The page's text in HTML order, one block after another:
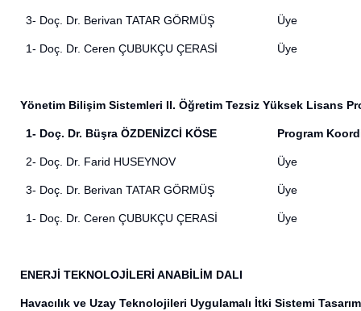
3- Doç. Dr. Berivan TATAR GÖRMÜŞ Üye
1- Doç. Dr. Ceren ÇUBUKÇU ÇERASİ Üye
Yönetim Bilişim Sistemleri II. Öğretim Tezsiz Yüksek Lisans
1- Doç. Dr. Büşra ÖZDENİZCİ KÖSE Program
2- Doç. Dr. Farid HUSEYNOV Üye
3- Doç. Dr. Berivan TATAR GÖRMÜŞ Üye
1- Doç. Dr. Ceren ÇUBUKÇU ÇERASİ Üye
ENERJİ TEKNOLOJİLERİ ANABİLİM DALI
Havacılık ve Uzay Teknolojileri Uygulamalı İtki Sistemi